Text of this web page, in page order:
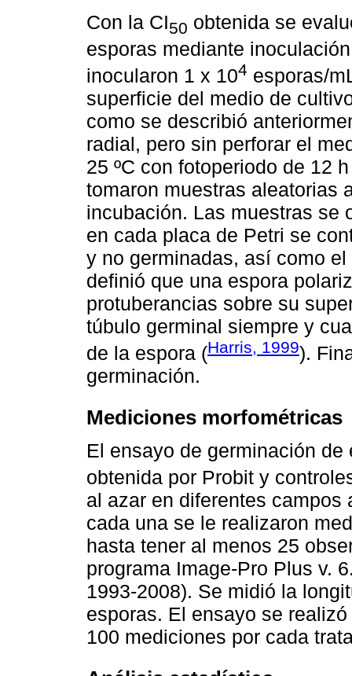
Con la CI50 obtenida se
esporas mediante
inocularon 1 x 104 esporas/
superficie del medio de
como se describió
radial, pero sin perforar el
25 ºC con fotoperiodo de 12
tomaron muestras aleatorias
incubación. Las muestras se
en cada placa de Petri se
y no germinadas, así como
definió que una espora
protuberancias sobre su
túbulo germinal siempre y
de la espora (Harris, 1999).
germinación.
Mediciones morfométricas
El ensayo de germinación
obtenida por Probit y
al azar en diferentes campos
cada una se le realizaron
hasta tener al menos 25
programa Image-Pro Plus v.
1993-2008). Se midió la
esporas. El ensayo se
100 mediciones por cada